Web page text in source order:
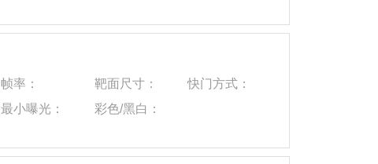
帧率： 靶面尺寸：
快门方式：
最小曝光： 彩色/黑白：